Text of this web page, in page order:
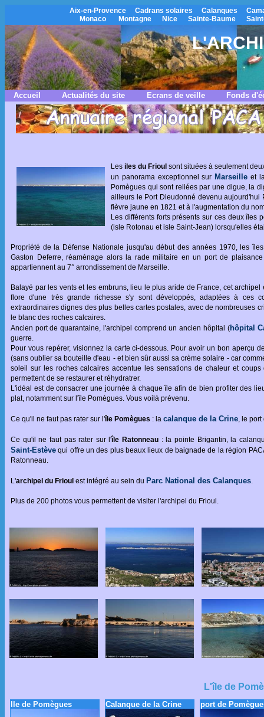
Aix-en-Provence Cadrans solaires Calanques
Monaco
Montagne Nice Sainte-Baume
Accueil Actualités du site Ecrans de veille Fonds
Les iles du Frioul sont situées à seulement
un panorama exceptionnel sur Marseille et
Pomègues qui sont reliées par une digue, la
ailleurs le Port Dieudonné devenu
fièvre jaune en 1821 et à l'augmentation du
Les différents forts présents sur ces deux îles
(isle Rotonau et isle Saint-Jean) lorsqu'elles
Propriété de la Défense Nationale jusqu'au début des années 1970, les
Gaston Deferre, réaménage alors la rade militaire en un port de
appartiennent au 7° arrondissement de Marseille.
Balayé par les vents et les embruns, lieu le plus aride de France, cet
flore d'une très grande richesse s'y sont développés, adaptées à ces
extraordinaires dignes des plus belles cartes postales, avec de nombreuses
le blanc des roches calcaires.
Ancien port de quarantaine, l'archipel comprend un ancien hôpital (hôpital
guerre.
Pour vous repérer, visionnez la carte ci-dessous. Pour avoir un bon aperçu
(sans oublier sa bouteille d'eau - et bien sûr aussi sa crème solaire - car
soleil sur les roches calcaires accentue les sensations de chaleur et
permettent de se restaurer et réhydratrer.
L'idéal est de consacrer une journée à chaque île afin de bien profiter des
plat, notamment sur l'île Pomègues. Vous voilà prévenu.
Ce qu'il ne faut pas rater sur l'île Pomègues : la calanque de la Crine, le
Ce qu'il ne faut pas rater sur l'île Ratonneau : la pointe Brigantin, la
Saint-Estève qui offre un des plus beaux lieux de baignade de la région
Ratonneau.
L'archipel du Frioul est intégré au sein du Parc National des Calanques.
Plus de 200 photos vous permettent de visiter l'archipel du Frioul.
L'île de
Ile de Pomègues Calanque de la Crine port de